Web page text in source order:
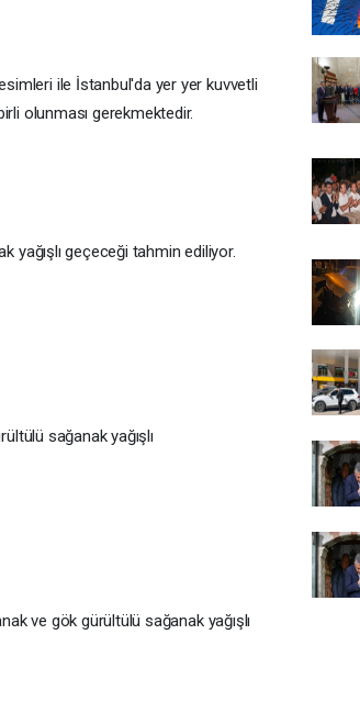
ile İstanbul'da yer yer kuvvetli
olunması gerekmektedir.
yağışlı geçeceği tahmin ediliyor.
sağanak yağışlı
ve gök gürültülü sağanak yağışlı